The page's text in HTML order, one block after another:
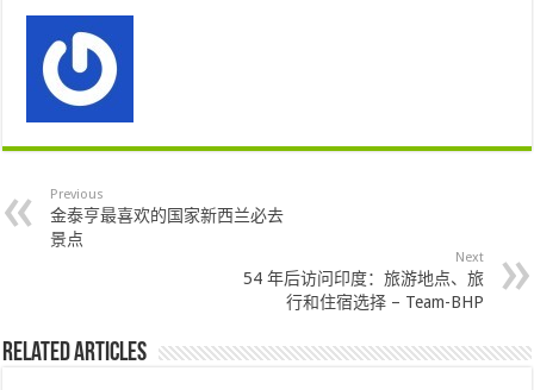
Previous
金泰亨最喜欢的国家新西兰必去
景点
Next
54 年后访问印度：旅游地点、旅
行和住宿选择 – Team-BHP
Related Articles